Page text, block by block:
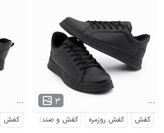
...
کفش
۳ ...
کفش کفش روزمره کفش و صندل